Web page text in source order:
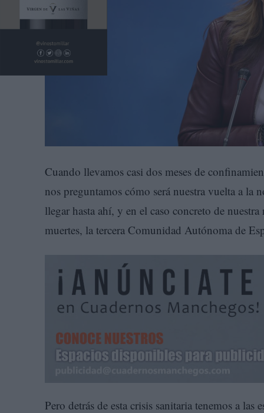
Cuando llevamos casi dos meses de
nos preguntamos cómo será nuestra vuelta a la
llegar hasta ahí, y en el caso concreto de
muertes, la tercera Comunidad Autónoma de
Pero detrás de esta crisis sanitaria tenemos a